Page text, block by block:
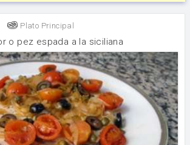
Plato Principal
o pez espada a la siciliana